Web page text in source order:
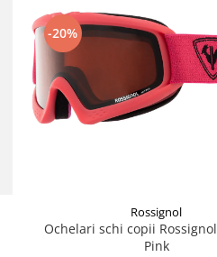
-20%
Rossignol
Ochelari schi copii Rossignol
Pink